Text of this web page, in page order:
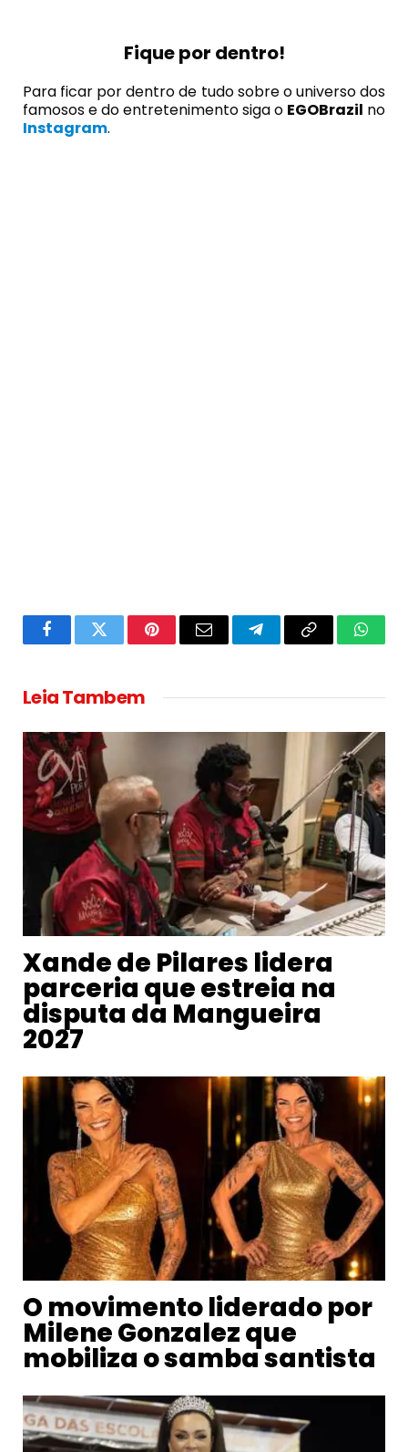
Fique por dentro!
Para ficar por dentro de tudo sobre o universo dos
famosos e do entretenimento siga o EGOBrazil no
Instagram.
FacebookTwitter PinterestEmail TelegramCopy
Leia Tambem
Xande de Pilares lidera
parceria que estreia na
disputa da Mangueira
2027
O movimento liderado por
Milene Gonzalez que
mobiliza o samba santista